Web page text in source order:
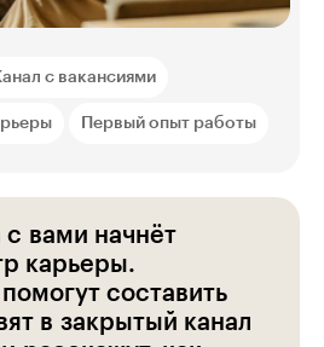
с вакансиями
Первый опыт работы
с вами начнёт
карьеры.
составить
в закрытый канал